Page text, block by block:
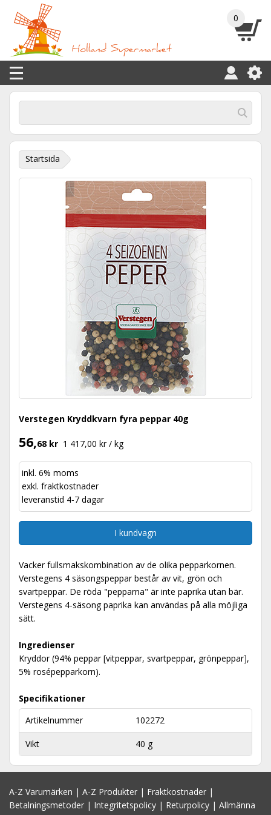
0
Startsida
Verstegen Kryddkvarn fyra peppar 40g
56,68 kr 1 417,00 kr / kg
inkl. 6% moms
exkl. fraktkostnader
leveranstid 4-7 dagar
I kundvagn
Vacker fullsmakskombination av de olika pepparkornen.
Verstegens 4 säsongspeppar består av vit, grön och
svartpeppar. De röda "pepparna" är inte paprika utan bär.
Verstegens 4-säsong paprika kan användas på alla möjliga
sätt.
Ingredienser
Kryddor (94% peppar [vitpeppar, svartpeppar, grönpeppar],
5% rosépepparkorn).
Specifikationer
Artikelnummer
102272
Vikt 40 g
A-Z Varumärken | A-Z Produkter | Fraktkostnader |
Betalningsmetoder | Integritetspolicy | Returpolicy | Allmänna